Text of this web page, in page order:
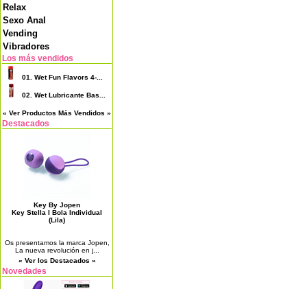
Relax
Sexo Anal
Vending
Vibradores
Los más vendidos
01. Wet Fun Flavors 4-...
02. Wet Lubricante Bas...
« Ver Productos Más Vendidos »
Destacados
Key By Jopen
Key Stella I Bola Individual
(Lila)
Os presentamos la marca Jopen,
La nueva revolución en j...
« Ver los Destacados »
Novedades